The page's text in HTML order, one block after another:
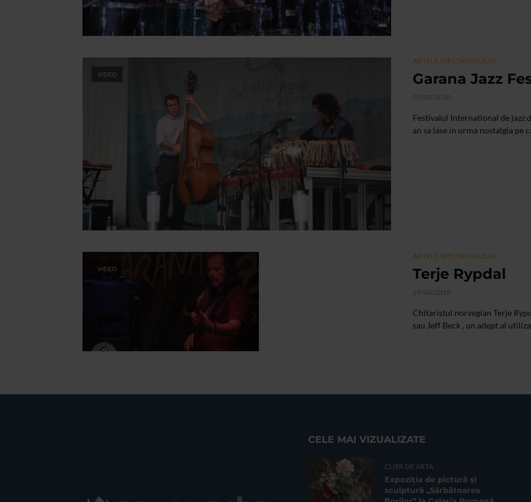
VIDEO
ARTELE SPECTACOLULUI
Garana Jazz
05/08/2010
Festivalul International de jazz
an sa lase in urma nostalgia pe
VIDEO
ARTELE SPECTACOLULUI
Terje Rypdal
29/04/2010
Chitaristul norvegian Terje
sau Jeff Beck , un adept al
CELE MAI VIZUALIZATE
CLIPA DE ARTA
Expoziția de pictură și
sculptură „Sărbătoarea